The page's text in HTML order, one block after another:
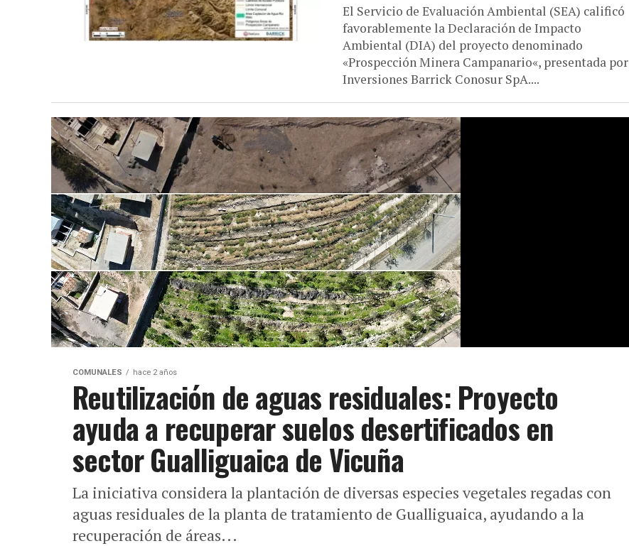
El Servicio de Evaluación Ambiental (SEA) calificó
favorablemente la Declaración de Impacto
Ambiental (DIA) del proyecto denominado
«Prospección Minera Campanario«, presentada por
Inversiones Barrick Conosur SpA....
COMUNALES hace 2 años
Reutilización de aguas residuales: Proyecto
ayuda a recuperar suelos desertificados en
sector Gualliguaica de Vicuña
La iniciativa considera la plantación de diversas especies vegetales regadas con
aguas residuales de la planta de tratamiento de Gualliguaica, ayudando a la
recuperación de áreas...